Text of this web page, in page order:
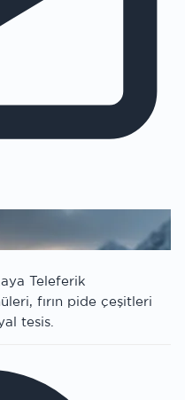
Teleferik
fırın pide çeşitleri
tesis.